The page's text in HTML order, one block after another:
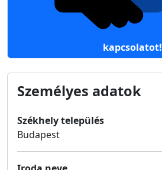
kapcsolatot!
Személyes adatok
Székhely település
Budapest